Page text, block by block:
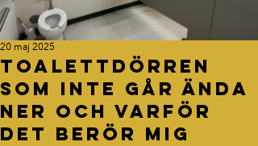
Toalettdörren
som inte går ända
ner och varför
det berör mig
20 maj 2025